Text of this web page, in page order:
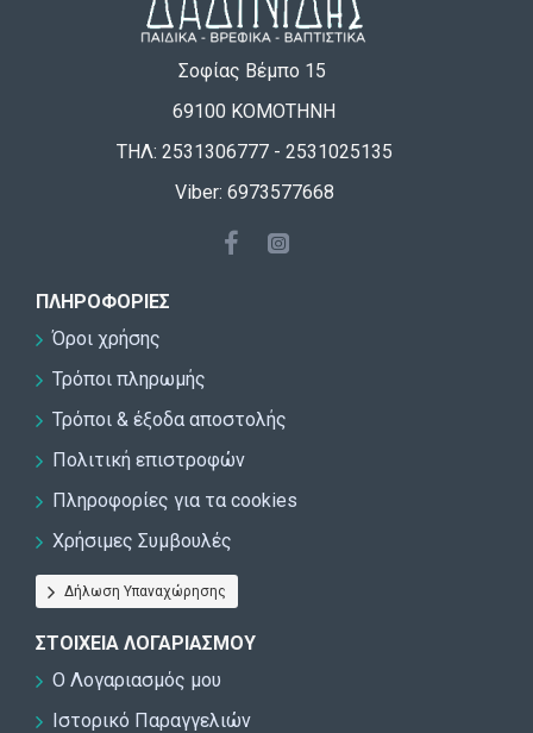
Σοφίας Βέμπο 15
69100 ΚΟΜΟΤΗΝΗ
ΤΗΛ: 2531306777 - 2531025135
Viber: 6973577668
ΠΛΗΡΟΦΟΡΊΕΣ
Όροι χρήσης
Τρόποι πληρωμής
Τρόποι & έξοδα αποστολής
Πολιτική επιστροφών
Πληροφορίες για τα cookies
Χρήσιμες Συμβουλές
Δήλωση Υπαναχώρησης
ΣΤΟΙΧΕΊΑ ΛΟΓΑΡΙΑΣΜΟΎ
Ο Λογαριασμός μου
Ιστορικό Παραγγελιών